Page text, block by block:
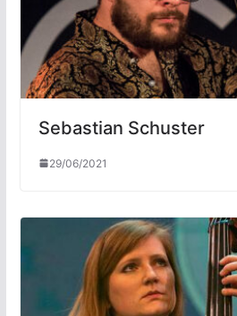
Sebastian Schuster
29/06/2021